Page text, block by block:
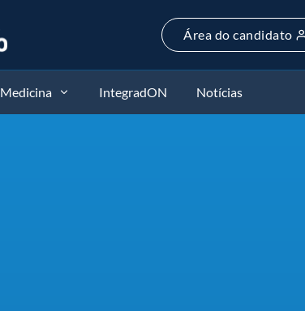
Área do candidato
Medicina IntegradON Notícias